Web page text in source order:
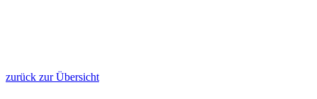
zurück zur Übersicht